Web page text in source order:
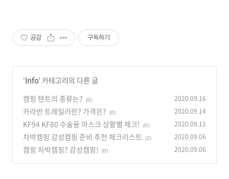
공감 구독하기
'Info' 카테고리의 다른 글
캠핑 텐트의 종류는?
(0) 2020.09.16
카라반 트레일러란? 가격은? (0) 2020.09.14
KF94 KF80 수술용 마스크 상황별 체크! (0) 2020.09.11
차박캠핑 감성캠핑 준비 추천 체크리스트 (2) 2020.09.06
캠핑 차박캠핑? 감성캠핑! (0) 2020.09.06